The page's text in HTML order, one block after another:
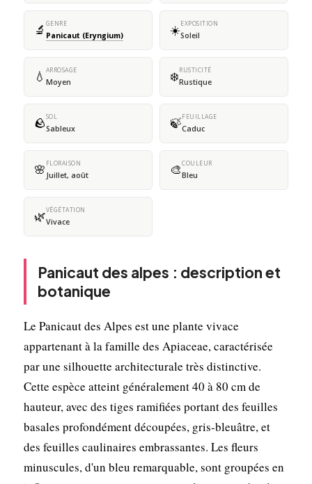
🔬 GENRE
Panicaut (Eryngium) ☀️EXPOSITION
Soleil
💧 ARROSAGE
Moyen ❄️RUSTICITÉ
Rustique
🪨SOL
Sableux 🍃FEUILLAGE
Caduc
🌸 FLORAISON
Juillet, août 🎨COULEUR
Bleu
🌿VÉGÉTATION
Vivace
Panicaut des alpes : description et
botanique
Le Panicaut des Alpes est une plante vivace
appartenant à la famille des Apiaceae, caractérisée
par une silhouette architecturale très distinctive.
Cette espèce atteint généralement 40 à 80 cm de
hauteur, avec des tiges ramifiées portant des feuilles
basales profondément découpées, gris-bleuâtre, et
des feuilles caulinaires embrassantes. Les fleurs
minuscules, d'un bleu remarquable, sont groupées en